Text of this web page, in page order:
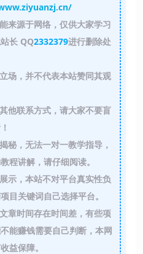
来源于网络，仅供大家学习
长 QQ2332379进行删除处
场，并不代表本站赞同其观
他联系方式，请大家不要盲
秘，无法一对一教学指导，
程讲解，请仔细阅读。
示，本站不对平台真实性负
目关键词自己选择平台。
章时间存在时间差，有些项
能赚钱需要自己判断，本网
益保障。